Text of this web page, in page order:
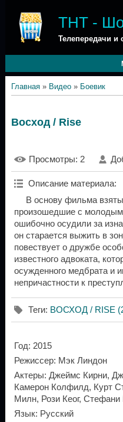
ТНТ -
Телепередачи и
Главная» Видео» Боевик
Восход / Rise
Просмотры: 2
Описание материала:
В основу фильма
произошедшие с молодым
ошибочно осудили за
он старается выжить в
повествует о дружбе
известного адвоката,
осужденного медбрата и
непричастности к
Теги: ВОСХОД / RISE
Год: 2015
Режиссер: Мэк Линдон
Актеры: Джеймс Кирни,
Камерон Колфилд, Курт
Милн, Рози Кеог,
Язык: Русский